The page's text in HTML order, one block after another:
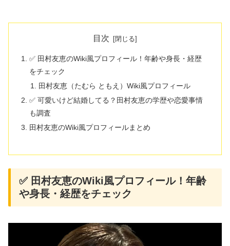
目次
✅ 田村友恵のWiki風プロフィール！年齢や身長・経歴
をチェック
田村友恵（たむら ともえ）Wiki風プロフィール
✅ 可愛いけど結婚してる？田村友恵の学歴や恋愛事情
も調査
田村友恵のWiki風プロフィールまとめ
✅ 田村友恵のWiki風プロフィール！年齢
や身長・経歴をチェック